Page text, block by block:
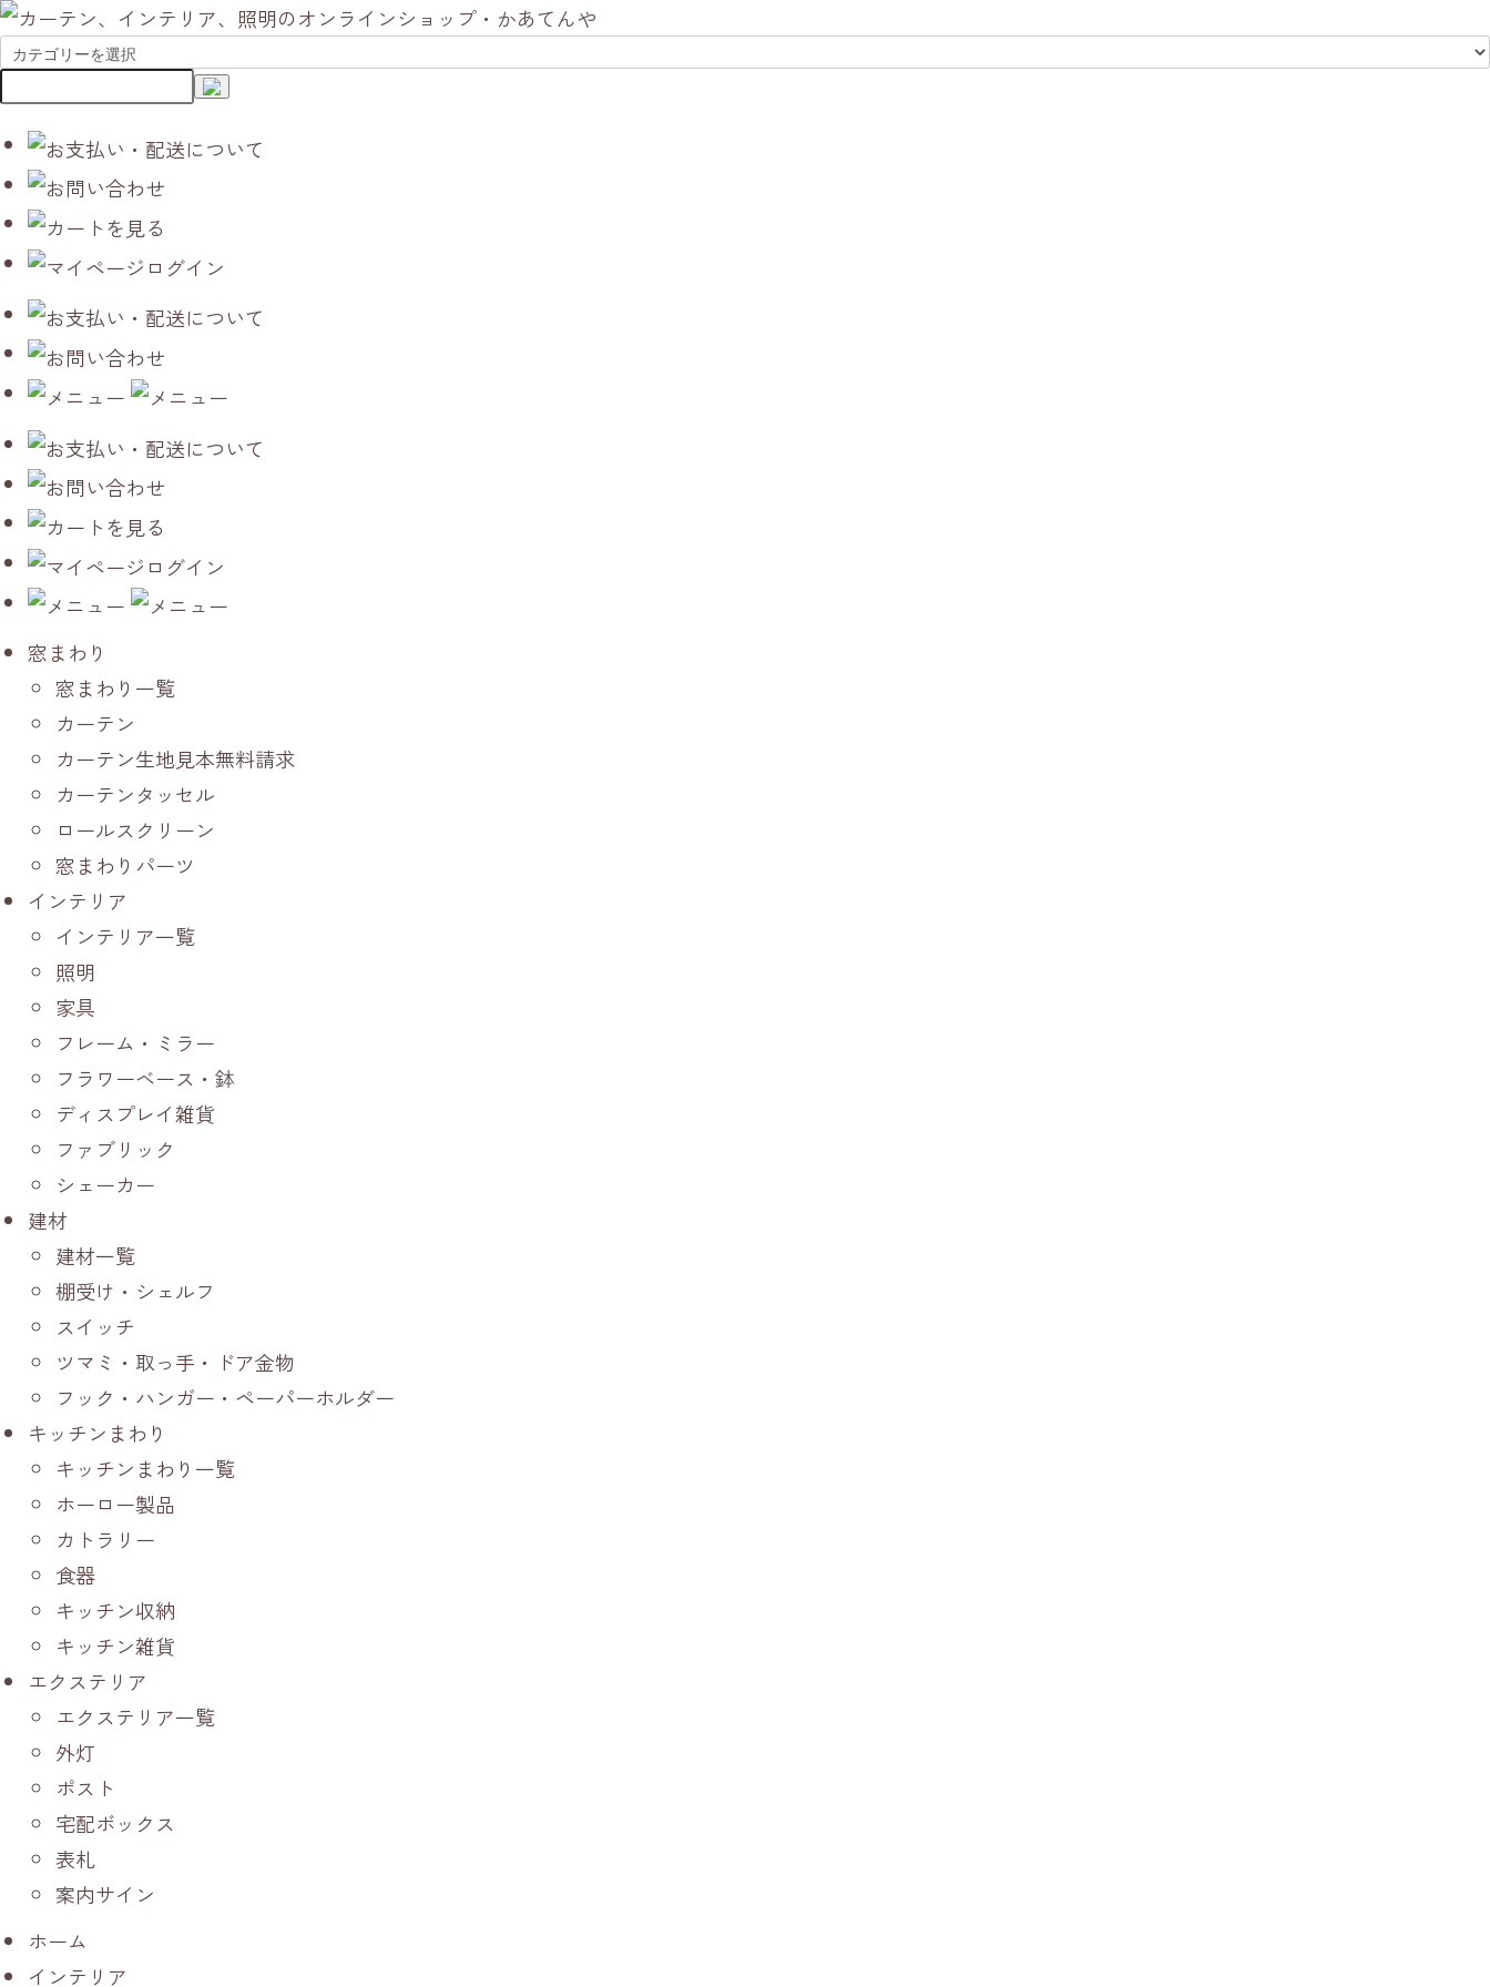
窓まわり
窓まわり一覧
カーテン
カーテン生地見本無料請求
カーテンタッセル
ロールスクリーン
窓まわりパーツ
インテリア
インテリア一覧
照明
家具
フレーム・ミラー
フラワーベース・鉢
ディスプレイ雑貨
ファブリック
シェーカー
建材
建材一覧
棚受け・シェルフ
スイッチ
ツマミ・取っ手・ドア金物
フック・ハンガー・ペーパーホルダー
キッチンまわり
キッチンまわり一覧
ホーロー製品
カトラリー
食器
キッチン収納
キッチン雑貨
エクステリア
エクステリア一覧
外灯
ポスト
宅配ボックス
表札
案内サイン
ホーム
インテリア